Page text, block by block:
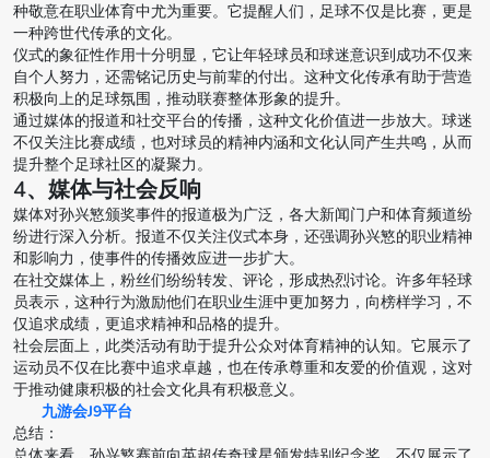
种敬意在职业体育中尤为重要。它提醒人们，足球不仅是比赛，更是
一种跨世代传承的文化。
仪式的象征性作用十分明显，它让年轻球员和球迷意识到成功不仅来
自个人努力，还需铭记历史与前辈的付出。这种文化传承有助于营造
积极向上的足球氛围，推动联赛整体形象的提升。
通过媒体的报道和社交平台的传播，这种文化价值进一步放大。球迷
不仅关注比赛成绩，也对球员的精神内涵和文化认同产生共鸣，从而
提升整个足球社区的凝聚力。
4、媒体与社会反响
媒体对孙兴慜颁奖事件的报道极为广泛，各大新闻门户和体育频道纷
纷进行深入分析。报道不仅关注仪式本身，还强调孙兴慜的职业精神
和影响力，使事件的传播效应进一步扩大。
在社交媒体上，粉丝们纷纷转发、评论，形成热烈讨论。许多年轻球
员表示，这种行为激励他们在职业生涯中更加努力，向榜样学习，不
仅追求成绩，更追求精神和品格的提升。
社会层面上，此类活动有助于提升公众对体育精神的认知。它展示了
运动员不仅在比赛中追求卓越，也在传承尊重和友爱的价值观，这对
于推动健康积极的社会文化具有积极意义。
九游会J9平台
总结：